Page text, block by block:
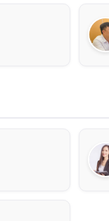
Đây là
dụng